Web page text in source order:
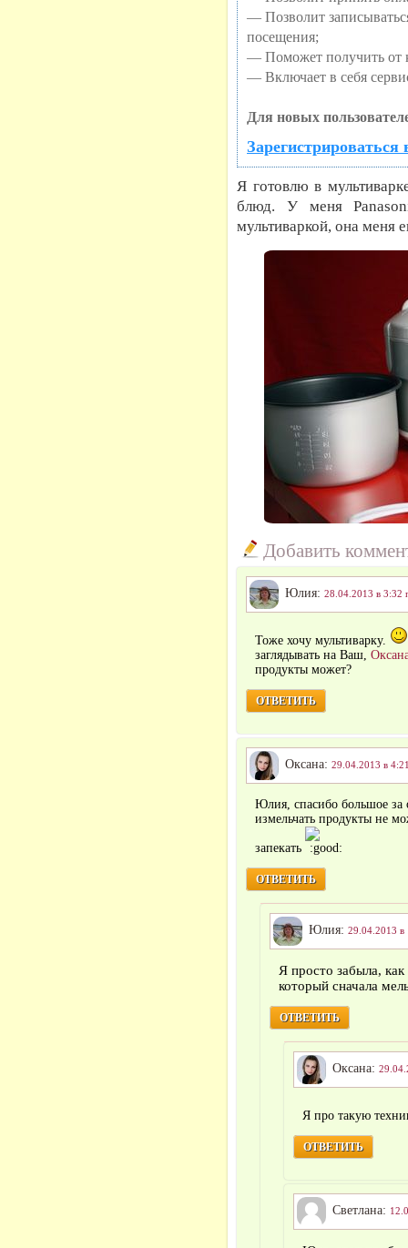
— Позволит
посещения;
— Поможет получить от
— Включает в себя
Для новых
Зарегистрироваться
Я готовлю в
блюд. У меня
мультиваркой, она меня
Добавить
Юлия: 28.04.2013 в 3:32
Тоже хочу мультиварку.
заглядывать на Ваш,
продукты может?
ОТВЕТИТЬ
Оксана: 29.04.2013 в
Юлия, спасибо большое
измельчать продукты не
запекать
ОТВЕТИТЬ
Юлия: 29.04.2013 в
Я просто забыла,
который сначала
ОТВЕТИТЬ
Оксана:
Я про такую
ОТВЕТИТЬ
Светлана: